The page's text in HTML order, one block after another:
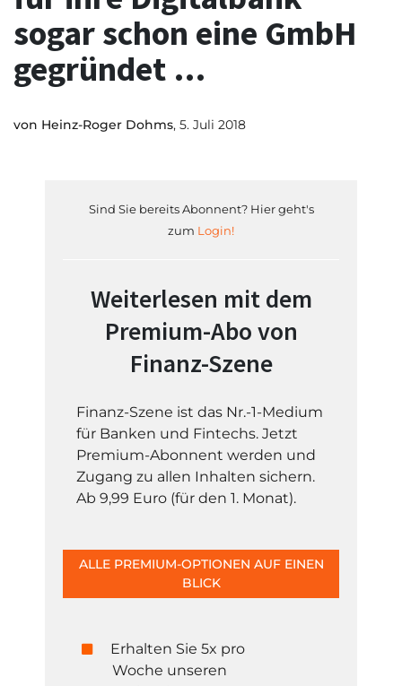
sogar schon eine GmbH
gegründet …
von Heinz-Roger Dohms, 5. Juli 2018
Sind Sie bereits Abonnent? Hier geht's
zum Login!
Weiterlesen mit dem
Premium-Abo von
Finanz-Szene
Finanz-Szene ist das Nr.-1-Medium
für Banken und Fintechs. Jetzt
Premium-Abonnent werden und
Zugang zu allen Inhalten sichern.
Ab 9,99 Euro (für den 1. Monat).
ALLE PREMIUM-OPTIONEN AUF EINEN
BLICK
Erhalten Sie 5x pro
Woche unseren